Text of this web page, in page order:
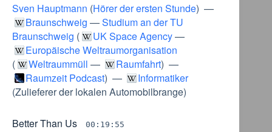
Sven Hauptmann (Hörer der ersten Stunde) —
Braunschweig —Studium an der TU
Braunschweig ( UK Space Agency—
Europäische Weltraumorganisation
(
Weltraummüll — Raumfahrt) —
Raumzeit Podcast) —
Informatiker
(Zulieferer der lokalen Automobilbrange)
Better Than Us 00:19:55